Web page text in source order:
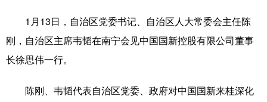
新华网导航
学习进行时
国际 财经 网评 港澳
1月13日，自治区党委书记、自治区人大常委会主任陈
刚，自治区主席韦韬在南宁会见中国国新控股有限公司董事
长徐思伟一行。
陈刚、韦韬代表自治区党委、政府对中国国新来桂深化